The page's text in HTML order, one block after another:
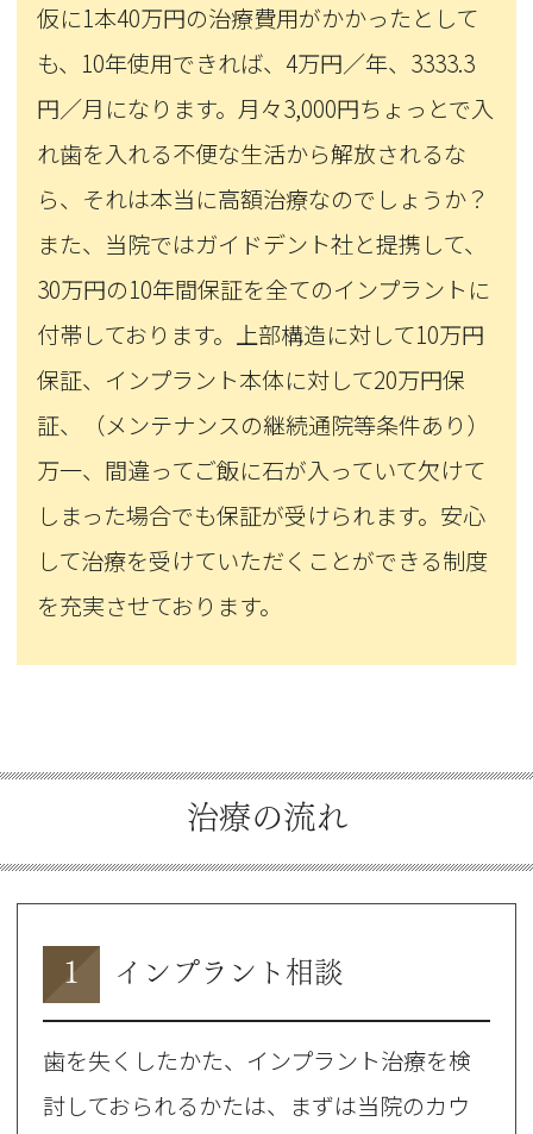
仮に1本40万円の治療費用がかかったとして
も、10年使用できれば、4万円／年、3333.3
円／月になります。月々3,000円ちょっとで入
れ歯を入れる不便な生活から解放されるな
ら、それは本当に高額治療なのでしょうか？
また、当院ではガイドデント社と提携して、
30万円の10年間保証を全てのインプラントに
付帯しております。上部構造に対して10万円
保証、インプラント本体に対して20万円保
証、（メンテナンスの継続通院等条件あり）
万一、間違ってご飯に石が入っていて欠けて
しまった場合でも保証が受けられます。安心
して治療を受けていただくことができる制度
を充実させております。
治療の流れ
1 インプラント相談
歯を失くしたかた、インプラント治療を検
討しておられるかたは、まずは当院のカウ